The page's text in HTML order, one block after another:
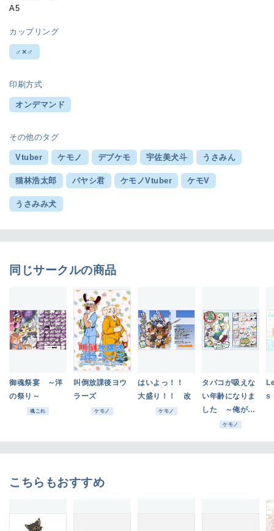
A5
カップリング
♂×♂
印刷方式
オンデマンド
その他のタグ
Vtuber ケモノ デブケモ 宇佐美犬斗 うさみん
猫林浩太郎 バヤシ君 ケモノVtuber ケモV
うさみみ犬
同じサークルの商品
御魂祭宴 ～洋
の祭り～
魂これ
叫倒放課後ヨウ
ラーズ
ケモノ
はいよっ！！
大盛り！！ 改
ケモノ
タバコが吸えな
い年齢になりま
した ～俺がシ
ョタで何が悪い
ケモノ
s
こちらもおすすめ